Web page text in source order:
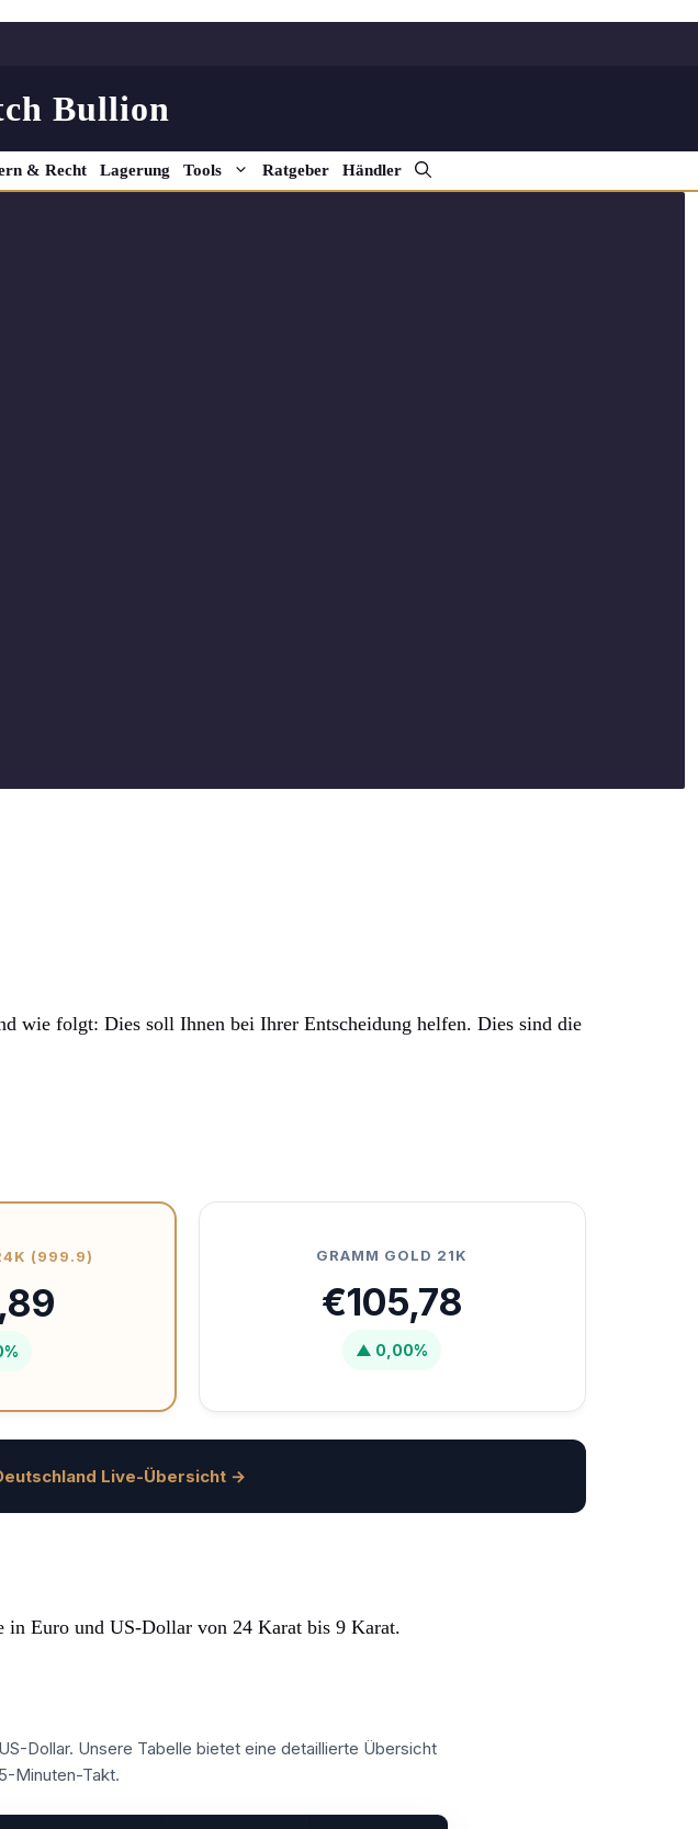
Bullion
& Recht Lagerung Tools Ratgeber Händler
wie folgt: Dies soll Ihnen bei Ihrer Entscheidung helfen. Dies sind die
(999.9) GRAMM GOLD 21K
€105,78
▲ 0,00%
Live-Übersicht →
in Euro und US-Dollar von 24 Karat bis 9 Karat.
Dollar. Unsere Tabelle bietet eine detaillierte Übersicht
Minuten-Takt.